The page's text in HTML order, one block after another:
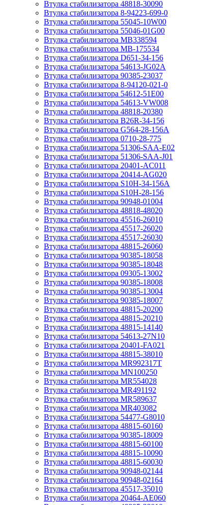
Втулка стабилизатора 48818-30090
Втулка стабилизатора 8-94223-699-0
Втулка стабилизатора 55045-10W00
Втулка стабилизатора 55046-01G00
Втулка стабилизатора MB338594
Втулка стабилизатора MB-175534
Втулка стабилизатора D651-34-156
Втулка стабилизатора 54613-JG02A
Втулка стабилизатора 90385-23037
Втулка стабилизатора 8-94120-021-0
Втулка стабилизатора 54612-51E00
Втулка стабилизатора 54613-VW008
Втулка стабилизатора 48818-20380
Втулка стабилизатора B26R-34-156
Втулка стабилизатора G564-28-156A
Втулка стабилизатора 0710-28-775
Втулка стабилизатора 51306-SAA-E02
Втулка стабилизатора 51306-SAA-J01
Втулка стабилизатора 20401-AC011
Втулка стабилизатора 20414-AG020
Втулка стабилизатора S10H-34-156A
Втулка стабилизатора S10H-28-156
Втулка стабилизатора 90948-01004
Втулка стабилизатора 48818-48020
Втулка стабилизатора 45516-26010
Втулка стабилизатора 45517-26020
Втулка стабилизатора 45517-26030
Втулка стабилизатора 48815-26060
Втулка стабилизатора 90385-18058
Втулка стабилизатора 90385-18048
Втулка стабилизатора 09305-13002
Втулка стабилизатора 90385-18008
Втулка стабилизатора 90385-13004
Втулка стабилизатора 90385-18007
Втулка стабилизатора 48815-20200
Втулка стабилизатора 48815-20210
Втулка стабилизатора 48815-14140
Втулка стабилизатора 54613-27N10
Втулка стабилизатора 20401-FA021
Втулка стабилизатора 48815-38010
Втулка стабилизатора MR992317T
Втулка стабилизатора MN100250
Втулка стабилизатора MR554028
Втулка стабилизатора MR491192
Втулка стабилизатора MR589637
Втулка стабилизатора MR403082
Втулка стабилизатора 54477-G8010
Втулка стабилизатора 48815-60160
Втулка стабилизатора 90385-18009
Втулка стабилизатора 48815-60100
Втулка стабилизатора 48815-10090
Втулка стабилизатора 48815-60030
Втулка стабилизатора 90948-02144
Втулка стабилизатора 90948-02164
Втулка стабилизатора 45517-35010
Втулка стабилизатора 20464-AE060